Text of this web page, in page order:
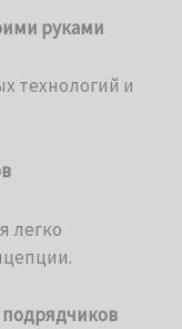
руками
технологий и
легко